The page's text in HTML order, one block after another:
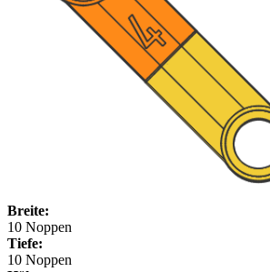
Breite:
10 Noppen
Tiefe:
10 Noppen